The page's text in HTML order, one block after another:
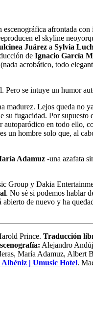
afrontada
el skyline
Juárez a Sylvia
de Ignacio García
acrobático, todo
Pero se intuye un humor
madurez. Lejos queda no
su fugacidad. Por supuesto
en todo ello,
un hombre solo que, al
Adamuz -una azafata
Group y Dakia
. No sé si podemos hablar
de nuevo y ha
Prince. Traducción
Alejandro
María Adamuz, Albert
Albéniz | Umusic Hotel.